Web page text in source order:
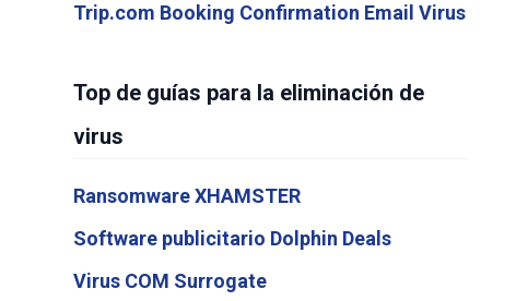
Trip.com Booking Confirmation Email Virus
Top de guías para la eliminación de
virus
Ransomware XHAMSTER
Software publicitario Dolphin Deals
Virus COM Surrogate